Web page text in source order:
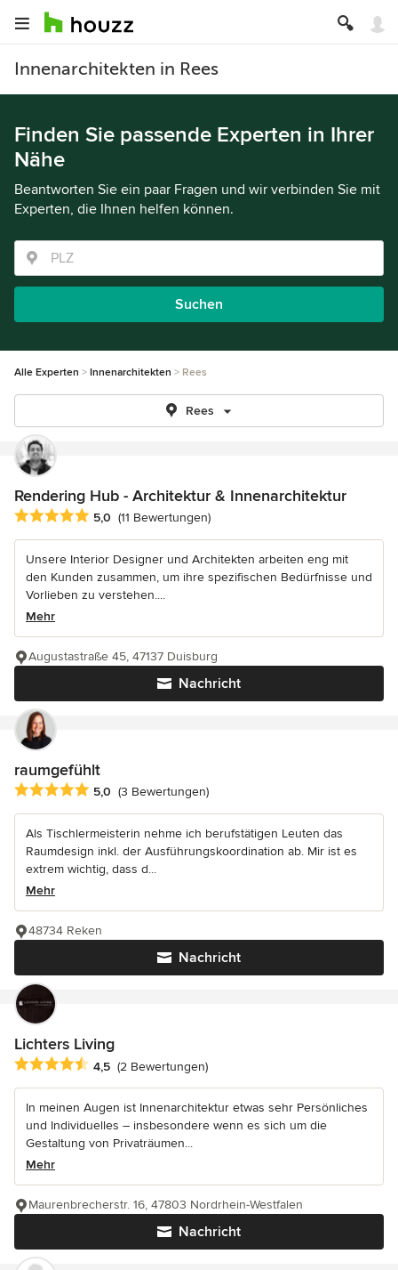
Innenarchitekten in Rees
Finden Sie passende Experten in Ihrer
Nähe
Beantworten Sie ein paar Fragen und wir verbinden Sie mit
Experten, die Ihnen helfen können.
Suchen
Alle Experten Innenarchitekten Rees
Rees
Rendering Hub - Architektur & Innenarchitektur
Durchschnittliche Bewertung: 5 von 5 Sternen
5,0 (11 Bewertungen)
Unsere Interior Designer und Architekten arbeiten eng mit
den Kunden zusammen, um ihre spezifischen Bedürfnisse und
Vorlieben zu verstehen....
Mehr
Nachricht
Augustastraße 45, 47137 Duisburg
raumgefühlt
Durchschnittliche Bewertung: 5 von 5 Sternen
5,0 (3 Bewertungen)
Als Tischlermeisterin nehme ich berufstätigen Leuten das
Raumdesign inkl. der Ausführungskoordination ab. Mir ist es
extrem wichtig, dass d...
Mehr
Nachricht
48734 Reken
Lichters Living
Durchschnittliche Bewertung: 4.5 von 5 Sternen
4,5 (2 Bewertungen)
In meinen Augen ist Innenarchitektur etwas sehr Persönliches
und Individuelles – insbesondere wenn es sich um die
Gestaltung von Privaträumen...
Mehr
Nachricht
Maurenbrecherstr. 16, 47803 Nordrhein-Westfalen